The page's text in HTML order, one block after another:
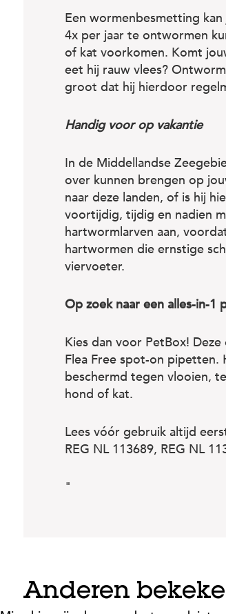
Een wormenbesmetting
4x per jaar te ontwormen
of kat voorkomen. Komt
eet hij rauw vlees?
groot dat hij hierdoor
Handig voor op vakantie
In de Middellandse
over kunnen brengen op
naar deze landen, of is hij
voortijdig, tijdig en nadien
hartwormlarven aan,
hartwormen die ernstige
viervoeter.
Op zoek naar een alles-in-1
Kies dan voor PetBox!
Flea Free spot-on pipetten.
beschermd tegen vlooien,
hond of kat.
Lees vóór gebruik altijd
REG NL 113689, REG NL
"
Anderen